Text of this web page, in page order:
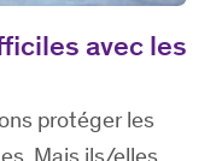
avec les
protéger les